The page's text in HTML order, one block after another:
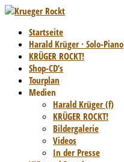
Startseite
Harald Krüger · Solo-Piano
KRÜGER ROCKT!
Shop-CD’s
Tourplan
Medien
Harald Krüger (f)
KRÜGER ROCKT!
Bildergalerie
Videos
In der Presse